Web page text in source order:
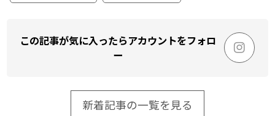
この記事が気に入ったらアカウントをフォロ
ー
新着記事の一覧を見る